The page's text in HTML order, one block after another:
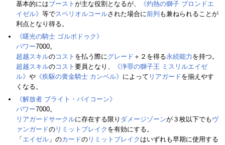
基本的にはブースト が主な役割となるが、
《灼熱の獅子 ブロンドエ
イゼル》 等でスペリオルコールされた場合に前列 も兼ねられることが
利点となり得る。
《曙光の騎士 ゴルボドゥク》
パワー7000。
超越スキルのコスト を払う際にグレード ＋２を得る永続能力 を持つ。
超越スキルのコスト 要員となり、
《浄罪の獅子王 ミスリルエイゼ
ル》 や 《疾駆の黄金騎士 カンベル》 によって リアガードを揃えやす
くなる。
《解放者 ブライト・バイコーン》
パワー7000。
リアガードサークルに存在する限り ダメージゾーンが３枚以下でも ヴ
ァンガードの リミットブレイク を有効にする。
「 エイゼル 」のカードの リミットブレイク はいずれも早期に使用する